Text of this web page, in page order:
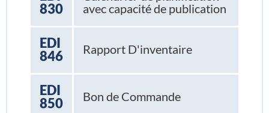
830
avec capacité de publication
EDI
846
Rapport D'inventaire
EDI
850
Bon de Commande